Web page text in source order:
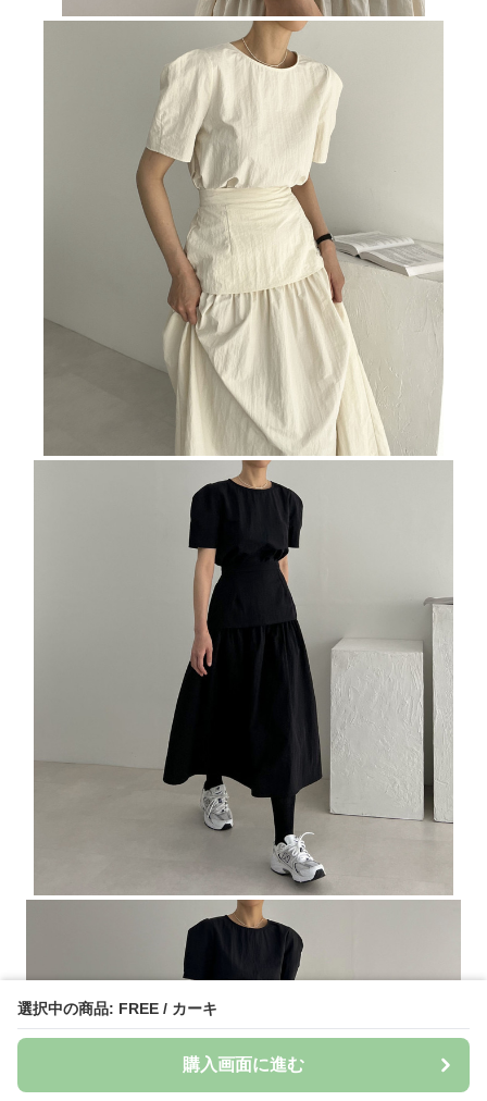
選択中の商品: FREE / カーキ
購入画面に進む